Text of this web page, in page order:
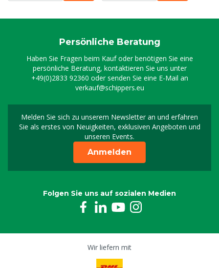
Persönliche Beratung
Haben Sie Fragen beim Kauf oder benötigen Sie eine
persönliche Beratung, kontaktieren Sie uns unter
+49(0)2833 92360 oder senden Sie eine E-Mail an
verkauf@schippers.eu
Melden Sie sich zu unserem Newsletter an und erfahren
Sie als erstes von Neuigkeiten, exklusiven Angeboten und
unseren Events.
Melden Sie sich für
Anmelden
Folgen Sie uns auf sozialen Medien
Wir liefern mit